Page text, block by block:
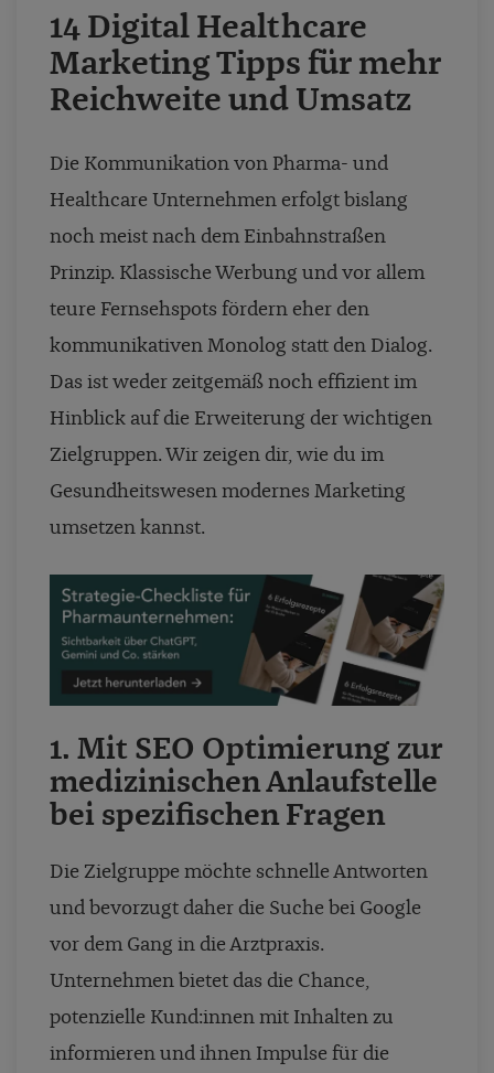
14 Digital Healthcare
Marketing Tipps für mehr
Reichweite und Umsatz
Die Kommunikation von Pharma- und
Healthcare Unternehmen erfolgt bislang
noch meist nach dem Einbahnstraßen
Prinzip. Klassische Werbung und vor allem
teure Fernsehspots fördern eher den
kommunikativen Monolog statt den Dialog.
Das ist weder zeitgemäß noch effizient im
Hinblick auf die Erweiterung der wichtigen
Zielgruppen. Wir zeigen dir, wie du im
Gesundheitswesen modernes Marketing
umsetzen kannst.
1. Mit SEO Optimierung zur
medizinischen Anlaufstelle
bei spezifischen Fragen
Die Zielgruppe möchte schnelle Antworten
und bevorzugt daher die Suche bei Google
vor dem Gang in die Arztpraxis.
Unternehmen bietet das die Chance,
potenzielle Kund:innen mit Inhalten zu
informieren und ihnen Impulse für die